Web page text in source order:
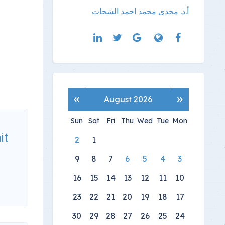
أ.د. مجدى محمد احمد الشحات
«
August 2026
»
Mon
Tue
Wed
Thu
Fri
Sat
Sun
1
2
3
4
5
6
7
8
9
10
11
12
13
14
15
16
17
18
19
20
21
22
23
24
25
26
27
28
29
30